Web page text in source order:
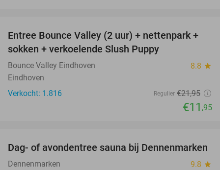
46%
Entree Bounce Valley (2 uur) + nettenpark +
sokken + verkoelende Slush Puppy
Bounce Valley Eindhoven 8.8 star
Eindhoven
Verkocht: 1.816
Regulier €21,95
€11 ,95
26%
Dag- of avondentree sauna bij Dennenmarken
Dennenmarken 9.8 star